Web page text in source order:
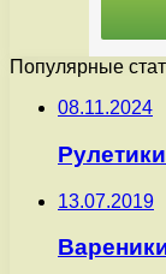
Популярные
08.11.2024
13.07.2019